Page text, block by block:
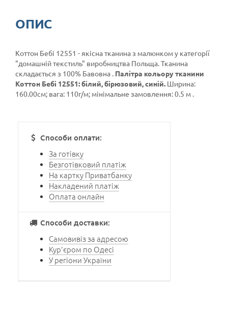
ОПИС
Коттон Бебі 12551 - якісна тканина з малюнком у категорії
"домашній текстиль" виробництва Польща. Тканина
складається з 100% Бавовна . Палітра кольору тканини
Коттон Бебі 12551: білий, бірюзовий, синій. Ширина:
160.00см; вага: 110г/м; мінімальне замовлення: 0.5 м .
Способи оплати:
За готівку
Безготівковий платіж
На картку Приватбанку
Накладений платіж
Оплата онлайн
Способи доставки:
Самовивіз за адресою
Кур'єром по Одесі
У регіони України